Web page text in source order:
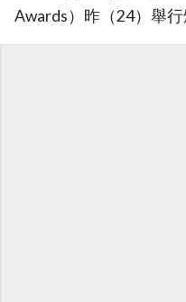
Awards）昨（24）舉行